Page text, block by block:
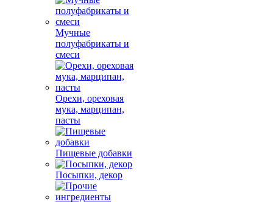
Мучные
полуфабрикаты и
смеси
Орехи, ореховая
мука, марципан,
пасты
Пищевые добавки
Посыпки, декор